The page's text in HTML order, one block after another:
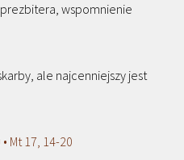
wspomnienie
ale najcenniejszy jest
• Mt 17, 14-20